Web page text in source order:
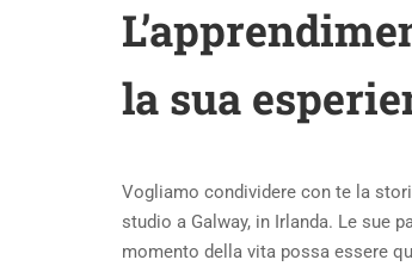
la sua
Vogliamo condividere con te la
studio a Galway, in Irlanda. Le sue
momento della vita possa essere